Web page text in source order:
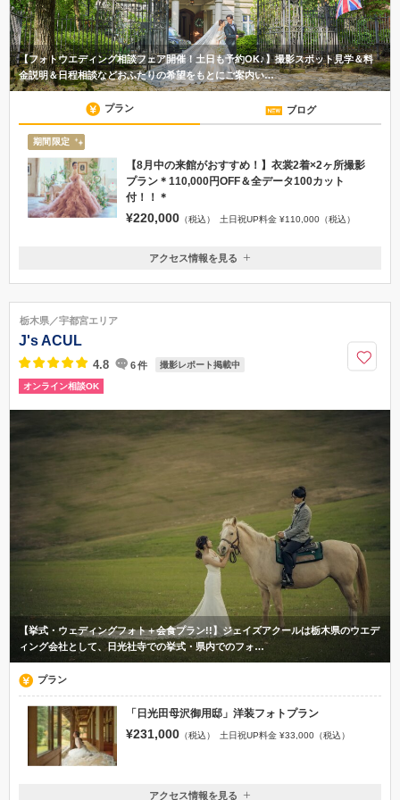
【フォトウエディング相談フェア開催！土日も予約OK♪】撮影スポット見学＆料
金説明＆日程相談などおふたりの希望をもとにご案内い…
プラン ブログ
期間限定
【8月中の来館がおすすめ！】衣裳2着×2ヶ所撮影
プラン＊110,000円OFF＆全データ100カット
付！！＊
¥220,000 （税込） 土日祝UP料金 ¥110,000（税込）
栃木県那須郡那須町湯本新林206-167
で約35分 バス停留所「新那須」より徒歩約15分 ■車 東北自動車道東京より
約3時間 東北自動車道宇都宮ICより約1時間 東北自動車那須ICから約20分
（無料駐車場完備）
0287-76-7339
アクセス情報を見る
栃木県／宇都宮エリア
J's ACUL
4.8 6件 撮影レポート掲載中
オンライン相談OK
【挙式・ウェディングフォト＋会食プラン!!】ジェイズアクールは栃木県のウエデ
ィング会社として、日光社寺での挙式・県内でのフォ…
プラン
「日光田母沢御用邸」洋装フォトプラン
¥231,000 （税込） 土日祝UP料金 ¥33,000（税込）
アクセス情報を見る